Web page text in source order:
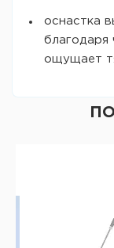
оснастка
благодаря
ощущает